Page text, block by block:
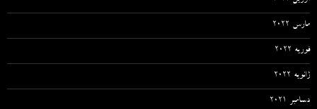
مارس 2022
فوریه 2022
ژانویه 2022
دسامبر 2021